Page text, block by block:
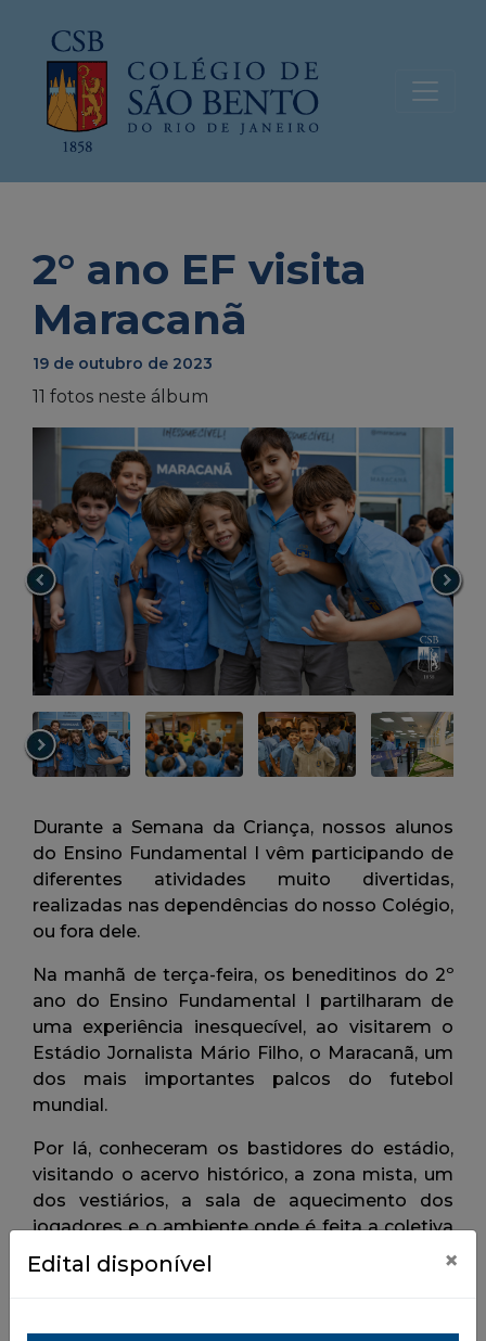
Edital disponível ×